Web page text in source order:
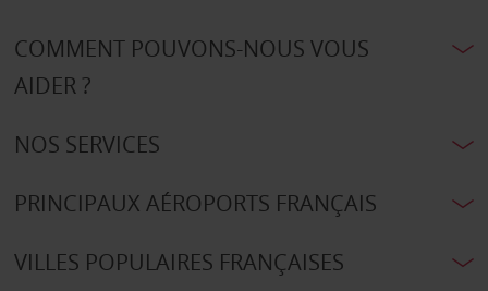
COMMENT POUVONS-NOUS VOUS
AIDER ?
NOS SERVICES
PRINCIPAUX AÉROPORTS FRANÇAIS
VILLES POPULAIRES FRANÇAISES